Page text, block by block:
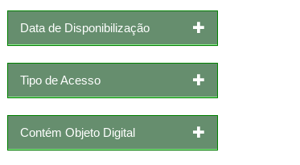
Data de Disponibilização
Tipo de Acesso
Contém Objeto Digital